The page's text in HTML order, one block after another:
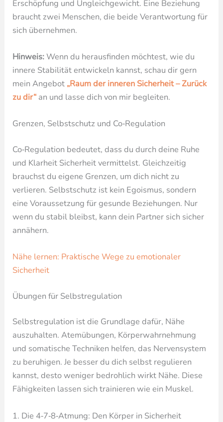
Erschöpfung und Ungleichgewicht. Eine Beziehung
braucht zwei Menschen, die beide Verantwortung für
sich übernehmen.
Hinweis: Wenn du herausfinden möchtest, wie du
innere Stabilität entwickeln kannst, schau dir gern
mein Angebot „Raum der inneren Sicherheit – Zurück
zu dir“ an und lasse dich von mir begleiten.
Grenzen, Selbstschutz und Co‑Regulation
Co‑Regulation bedeutet, dass du durch deine Ruhe
und Klarheit Sicherheit vermittelst. Gleichzeitig
brauchst du eigene Grenzen, um dich nicht zu
verlieren. Selbstschutz ist kein Egoismus, sondern
eine Voraussetzung für gesunde Beziehungen. Nur
wenn du stabil bleibst, kann dein Partner sich sicher
annähern.
Nähe lernen: Praktische Wege zu emotionaler
Sicherheit
Übungen für Selbstregulation
Selbstregulation ist die Grundlage dafür, Nähe
auszuhalten. Atemübungen, Körperwahrnehmung
und somatische Techniken helfen, das Nervensystem
zu beruhigen. Je besser du dich selbst regulieren
kannst, desto weniger bedrohlich wirkt Nähe. Diese
Fähigkeiten lassen sich trainieren wie ein Muskel.
1. Die 4‑7‑8‑Atmung: Den Körper in Sicherheit